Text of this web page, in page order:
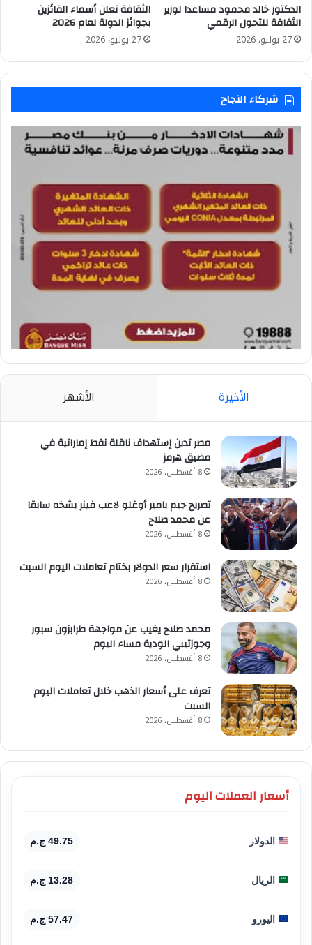
الدكتور خالد محمود مساعدا لوزير
الثقافة للتحول الرقمي
27 يوليو، 2026
الثقافة تعلن أسماء الفائزين
بجوائز الدولة لعام 2026
27 يوليو، 2026
شركاء النجاح
الأخيرة الأشهر
مصر تدين إستهداف ناقلة نفط إماراتية في
مضيق هرمز
8 أغسطس، 2026
تصريح جيم بامير أوغلو لاعب فينر بشخه سابقا
عن محمد صلاح
8 أغسطس، 2026
استقرار سعر الدولار بختام تعاملات اليوم السبت
8 أغسطس، 2026
محمد صلاح يغيب عن مواجهة طرابزون سبور
وجوزتيبي الودية مساء اليوم
8 أغسطس، 2026
تعرف على أسعار الذهب خلال تعاملات اليوم
السبت
8 أغسطس، 2026
أسعار العملات اليوم
الدولار 49.75 ج.م
الريال 13.28 ج.م
اليورو 57.47 ج.م